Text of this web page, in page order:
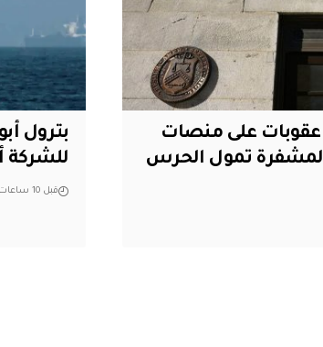
عقوبات على منصات
تمول الحرس
للشركة
قبل 10 ساعات